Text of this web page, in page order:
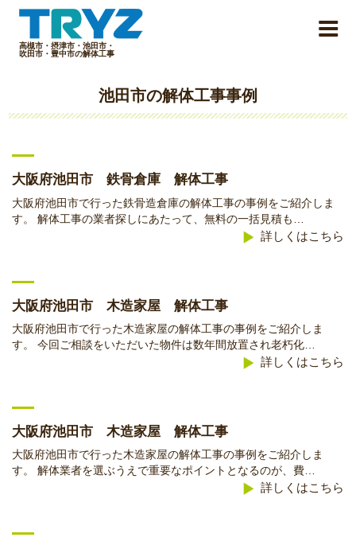
Skip
content
高槻市・摂津市・池田市・
吹田市・豊中市の解体工事
池田市の解体工事事例
大阪府池田市 鉄骨倉庫 解体工事
大阪府池田市で行った鉄骨造倉庫の解体工事の事例をご紹介しま
す。 解体工事の業者探しにあたって、無料の一括見積も…
詳しくはこちら
大阪府池田市 木造家屋 解体工事
大阪府池田市で行った木造家屋の解体工事の事例をご紹介しま
す。 今回ご相談をいただいた物件は数年間放置され老朽化…
詳しくはこちら
大阪府池田市 木造家屋 解体工事
大阪府池田市で行った木造家屋の解体工事の事例をご紹介しま
す。 解体業者を選ぶうえで重要なポイントとなるのが、費…
詳しくはこちら